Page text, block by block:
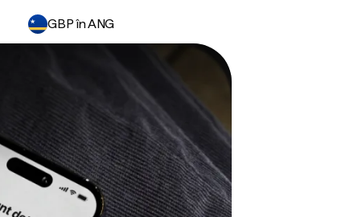
GBP în ANG